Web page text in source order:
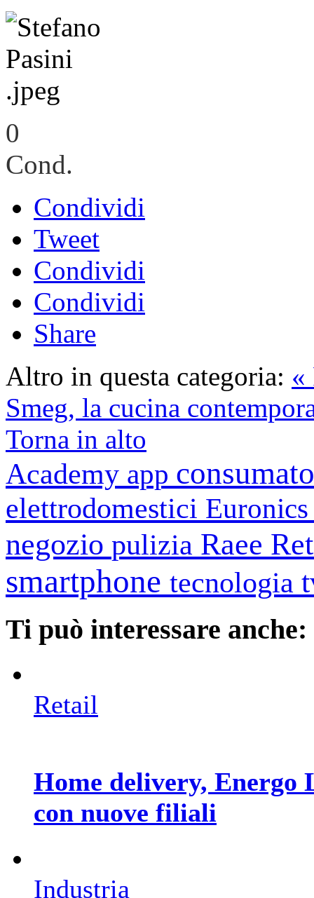
0
Cond.
Condividi
Tweet
Condividi
Condividi
Share
Altro in questa categoria: «
Smeg, la cucina
Torna in alto
Academy app
elettrodomestici
negozio pulizia Raee
smartphone tecnologia
Ti può interessare anche:
Retail
Home delivery,
con nuove filiali
Industria